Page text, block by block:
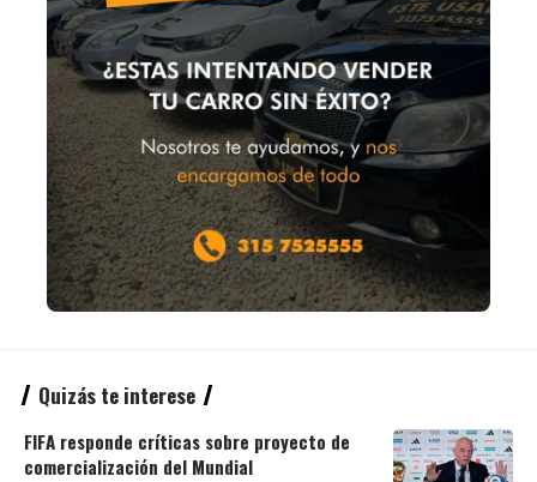
Quizás te interese
FIFA responde críticas sobre proyecto de
comercialización del Mundial